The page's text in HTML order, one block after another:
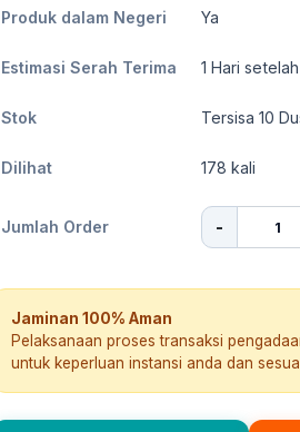
Produk dalam Negeri Ya
Estimasi Serah Terima 1 Hari
Stok Tersisa 10
Dilihat 178 kali
Jumlah Order -
Jaminan 100% Aman
Pelaksanaan proses transaksi
untuk keperluan instansi anda dan